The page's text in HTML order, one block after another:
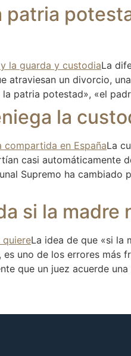
patria
La
atraviesan un divorcio,
patria potestad», «el
la
La
casi automáticamente
Supremo ha
si la madre
La idea de que «si la
es uno de los errores
que un juez acuerde